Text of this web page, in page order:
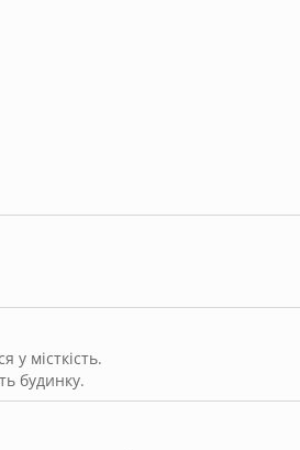
місткість.
будинку.